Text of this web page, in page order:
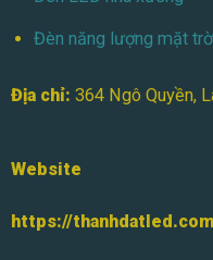
Đèn năng lượng mặt
Địa chỉ: 364 Ngô Quyền,
Website
https://